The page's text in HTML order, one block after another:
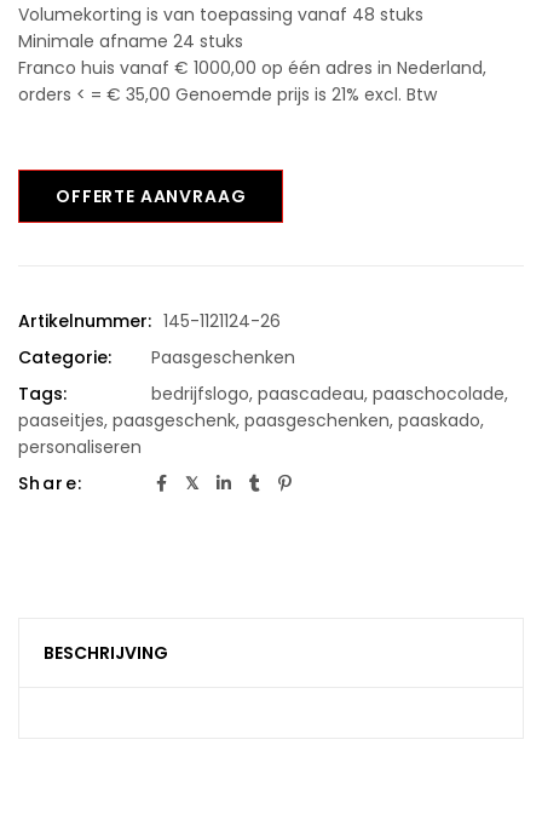
Volumekorting is van toepassing vanaf 48 stuks
Minimale afname 24 stuks
Franco huis vanaf € 1000,00 op één adres in Nederland,
orders < = € 35,00 Genoemde prijs is 21% excl. Btw
OFFERTE AANVRAAG
Artikelnummer: 145-1121124-26
Categorie:
Paasgeschenken
Tags:
bedrijfslogo, paascadeau, paaschocolade,
paaseitjes, paasgeschenk, paasgeschenken, paaskado,
personaliseren
Share:
BESCHRIJVING